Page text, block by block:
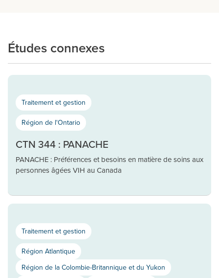
Études connexes
Traitement et gestion
Région de l'Ontario
CTN 344 : PANACHE
PANACHE : Préférences et besoins en matière de soins aux
personnes âgées VIH au Canada
Traitement et gestion
Région Atlantique
Région de la Colombie-Britannique et du Yukon